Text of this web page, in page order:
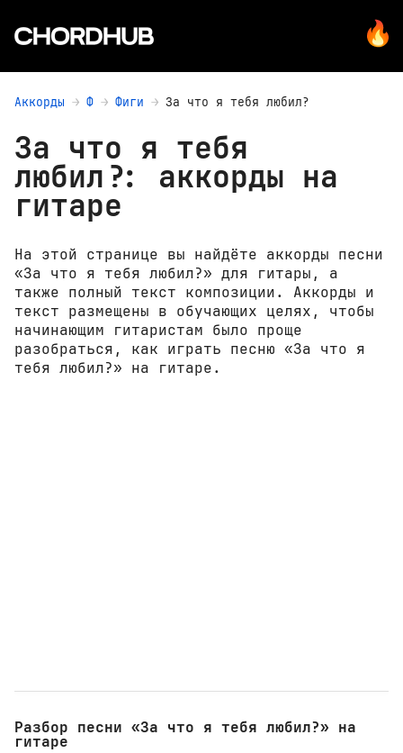
Аккорды Ф Фиги За что я тебя любил?
За что я тебя
любил?: аккорды на
гитаре
На этой странице вы найдёте аккорды песни
«За что я тебя любил?» для гитары, а
также полный текст композиции. Аккорды и
текст размещены в обучающих целях, чтобы
начинающим гитаристам было проще
разобраться, как играть песню «За что я
тебя любил?» на гитаре.
Разбор песни «За что я тебя любил?» на
гитаре